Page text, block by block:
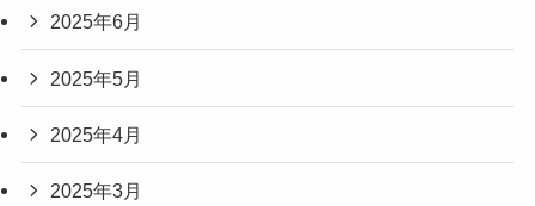
2025年6月
2025年5月
2025年4月
2025年3月